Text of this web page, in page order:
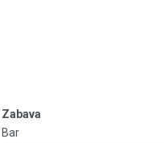
Zabava
Bar